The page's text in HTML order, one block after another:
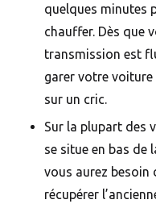
quelques minutes
chauffer. Dès que
transmission est
garer votre
sur un cric.
Sur la plupart des
se situe en bas de
vous aurez besoin
récupérer